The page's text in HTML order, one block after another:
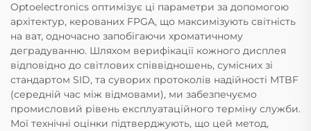
Optoelectronics оптимізує ці параметри за допомогою
архітектур, керованих FPGA, що максимізують світність
на ват, одночасно запобігаючи хроматичному
деградуванню. Шляхом верифікації кожного дисплея
відповідно до світлових співвідношень, сумісних зі
стандартом SID, та суворих протоколів надійності MTBF
(середній час між відмовами), ми забезпечуємо
промисловий рівень експлуатаційного терміну служби.
Мої технічні оцінки підтверджують, що цей метод,